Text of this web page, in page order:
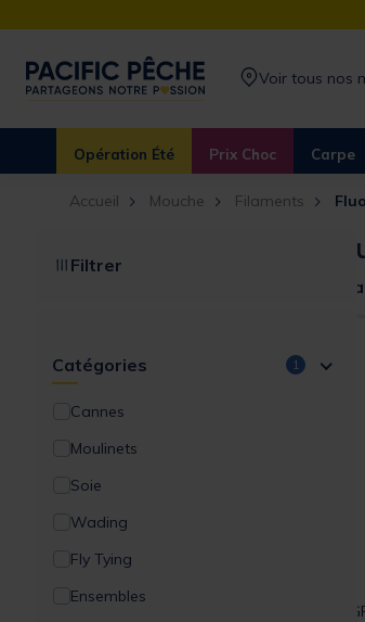
Voir tous nos
Opération Été Prix Choc Carpe
Accueil Mouche Filaments
Filtrer
Catégories 1
Cannes
Moulinets
Soie
Wading
Fly Tying
Ensembles
8